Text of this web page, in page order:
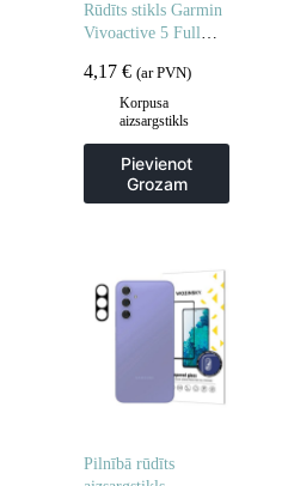
Rūdīts stikls Garmin
Vivoactive 5 Full
gab.
4,17 € (ar PVN)
Korpusa
aizsargstikls
Pievienot
Grozam
Pilnībā rūdīts